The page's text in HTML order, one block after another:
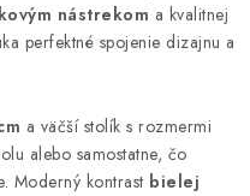
Reklamácia vrátenie tovaru
nástrekom a kvalitnej
perfektné spojenie dizajnu a
a väčší stolík s rozmermi
alebo samostatne, čo
Moderný kontrast bielej